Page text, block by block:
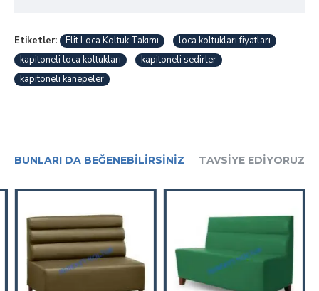
Etiketler: Elit Loca Koltuk Takımı
loca koltukları fiyatları
kapitoneli loca koltukları
kapitoneli sedirler
kapitoneli kanepeler
BUNLARI DA BEĞENEBILIRSINIZ TAVSIYE EDIYORUZ